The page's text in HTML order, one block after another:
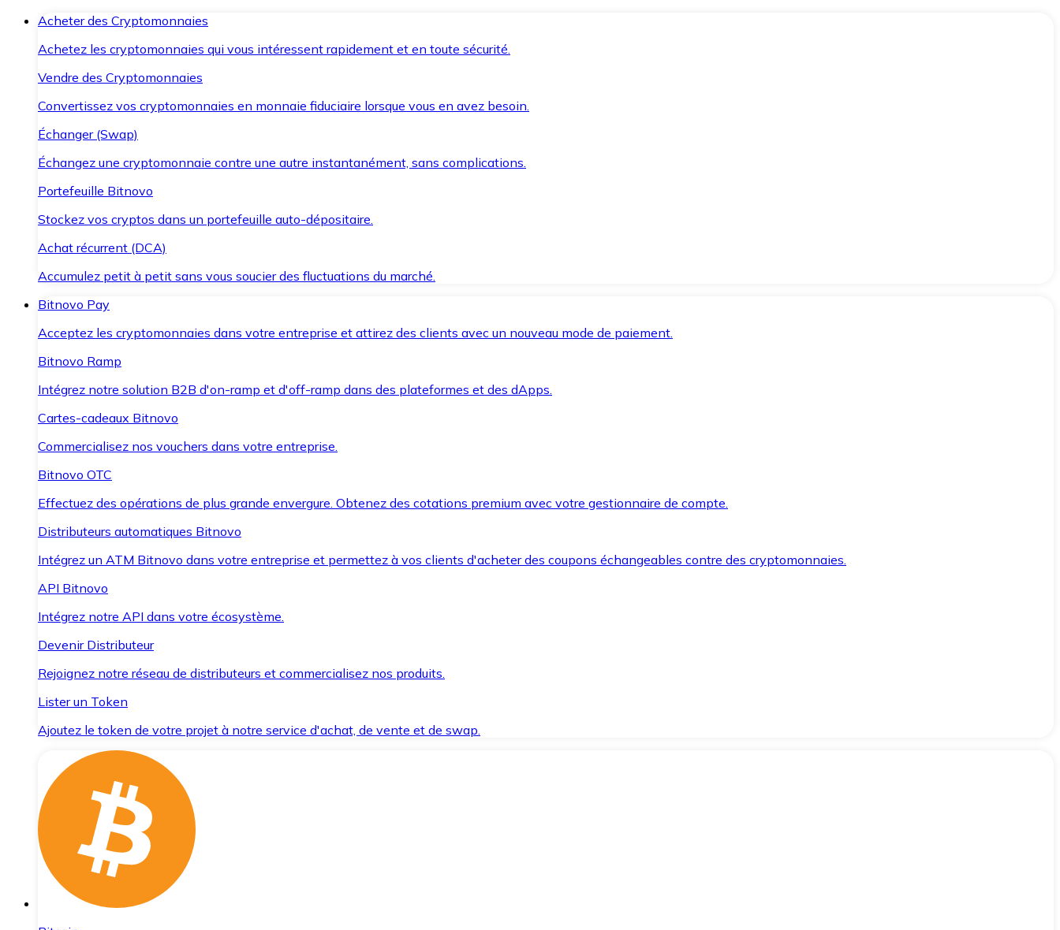
Acheter des Cryptomonnaies
Achetez les cryptomonnaies qui vous intéressent rapidement et en toute sécurité.
Vendre des Cryptomonnaies
Convertissez vos cryptomonnaies en monnaie fiduciaire lorsque vous en avez besoin.
Échanger (Swap)
Échangez une cryptomonnaie contre une autre instantanément, sans complications.
Portefeuille Bitnovo
Stockez vos cryptos dans un portefeuille auto-dépositaire.
Achat récurrent (DCA)
Accumulez petit à petit sans vous soucier des fluctuations du marché.
Bitnovo Pay
Acceptez les cryptomonnaies dans votre entreprise et attirez des clients avec un nouveau mode de paiement.
Bitnovo Ramp
Intégrez notre solution B2B d'on-ramp et d'off-ramp dans des plateformes et des dApps.
Cartes-cadeaux Bitnovo
Commercialisez nos vouchers dans votre entreprise.
Bitnovo OTC
Effectuez des opérations de plus grande envergure. Obtenez des cotations premium avec votre gestionnaire de compte.
Distributeurs automatiques Bitnovo
Intégrez un ATM Bitnovo dans votre entreprise et permettez à vos clients d'acheter des coupons échangeables contre des cryptomonnaies.
API Bitnovo
Intégrez notre API dans votre écosystème.
Devenir Distributeur
Rejoignez notre réseau de distributeurs et commercialisez nos produits.
Lister un Token
Ajoutez le token de votre projet à notre service d'achat, de vente et de swap.